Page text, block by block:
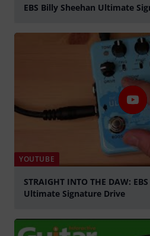
EBS Billy Sheehan Ultimate
YOUTUBE
STRAIGHT INTO THE DAW:
Ultimate Signature Drive